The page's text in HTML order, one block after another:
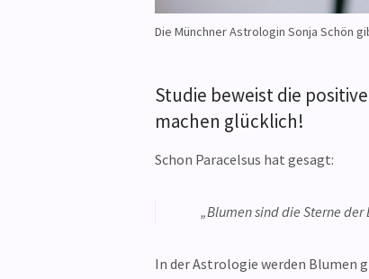
Die Münchner Astrologin Sonja Schön
Studie beweist die
machen glücklich!
Schon Paracelsus hat gesagt:
„Blumen sind die Sterne der
In der Astrologie werden Blumen